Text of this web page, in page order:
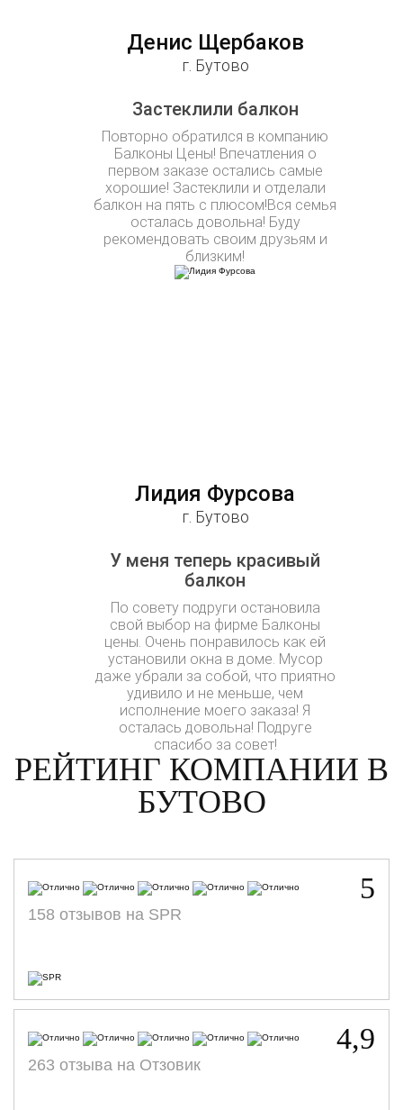
Денис Щербаков
г. Бутово
Застеклили балкон
Повторно обратился в компанию
Балконы Цены! Впечатления о
первом заказе остались самые
хорошие! Застеклили и отделали
балкон на пять с плюсом!Вся семья
осталась довольна! Буду
рекомендовать своим друзьям и
близким!
Лидия Фурсова
г. Бутово
У меня теперь красивый
балкон
По совету подруги остановила
свой выбор на фирме Балконы
цены. Очень понравилось как ей
установили окна в доме. Мусор
даже убрали за собой, что приятно
удивило и не меньше, чем
исполнение моего заказа! Я
осталась довольна! Подруге
спасибо за совет!
РЕЙТИНГ КОМПАНИИ В
БУТОВО
5
158 отзывов на SPR
4,9
263 отзыва на Отзовик